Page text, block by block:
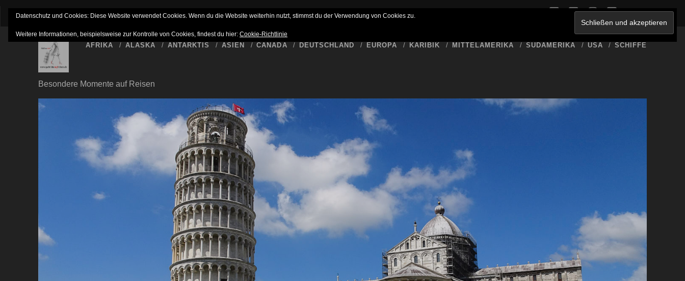
IMPRESSUM NETTIQUETTE HAFTUNGSAUSSCHLUSS BUCKET LIST WER SCHREIBT HIER DATENSCHUTZERKLÄRUNG twitterfacebook
instagram
youtube
Besondere Momente auf Reisen
AFRIKA ALASKA ANTARKTIS ASIEN CANADA DEUTSCHLAND EUROPA KARIBIK MITTELAMERIKA SÜDAMERIKA USA SCHIFFE
Datenschutz und Cookies: Diese Website verwendet Cookies. Wenn du die Website weiterhin nutzt, stimmst du der Verwendung von Cookies zu.
Weitere Informationen, beispielsweise zur Kontrolle von Cookies, findest du hier: Cookie-Richtlinie